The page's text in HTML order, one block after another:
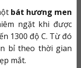
bát hương men
ngặt khi được
1300 độ C. Từ đó
bỉ theo thời gian
mắt.